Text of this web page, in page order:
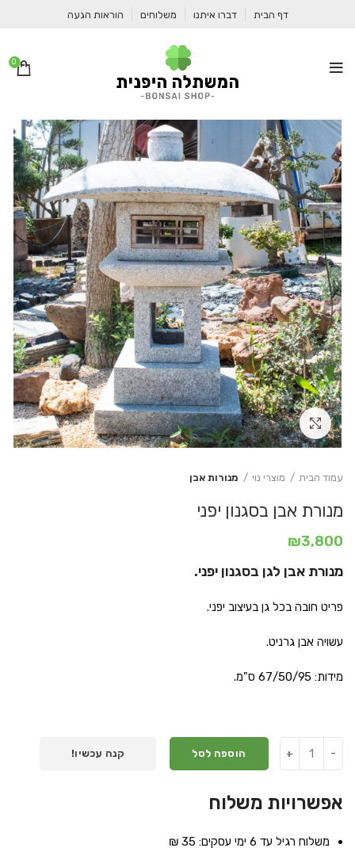
דף הבית דברו איתנו משלוחים הוראות הגעה
0
Click to enlarge
עמוד הבית מוצרי נוי מנורות אבן
מנורת אבן בסגנון יפני
₪3,800
מנורת אבן לגן בסגנון יפני.
פריט חובה בכל גן בעיצוב יפני.
עשויה אבן גרניט.
מידות: 67/50/95 ס"מ.
הוספה לסל קנה עכשיו!
אפשרויות משלוח
משלוח רגיל עד 6 ימי עסקים: 35 ₪